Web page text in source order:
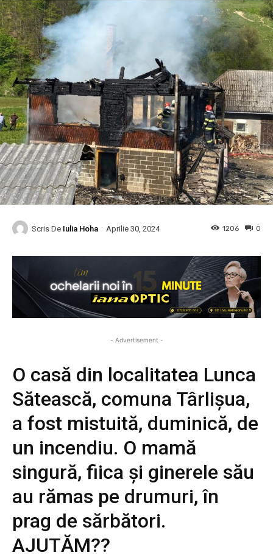
Scris De Iulia Hoha Aprilie 30, 2024 0
1206
- Advertisement -
O casă din localitatea Lunca
Sătească, comuna Târlișua,
a fost mistuită, duminică, de
un incendiu. O mamă
singură, fiica și ginerele său
au rămas pe drumuri, în
prag de sărbători.
AJUTĂM??